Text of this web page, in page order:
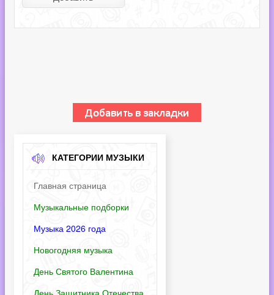
КАТЕГОРИИ МУЗЫКИ
Главная страница
Музыкальные подборки
Музыка 2026 года
Новогодняя музыка
День Святого Валентина
День Защитника Отечества